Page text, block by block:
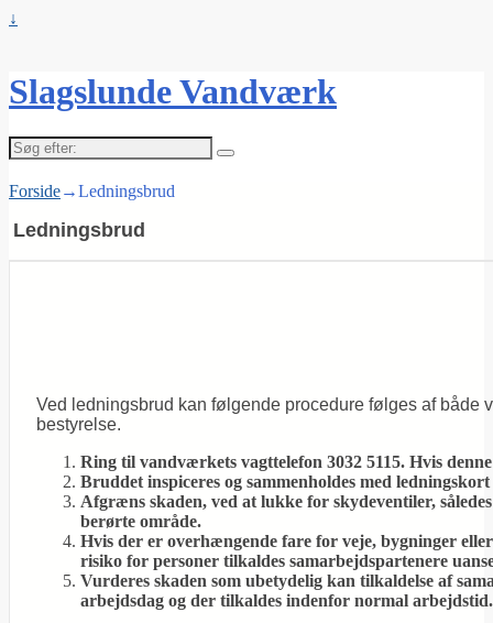
↓
Slagslunde Vandværk
Søg
efter:
Forside→Ledningsbrud
Ledningsbrud
Ved ledningsbrud kan følgende procedure følges af både
bestyrelse.
Ring til vandværkets vagttelefon 3032 5115. Hvis
Bruddet inspiceres og sammenholdes med
Afgræns skaden, ved at lukke for skydeventiler,
berørte område.
Hvis der er overhængende fare for veje, bygninger
risiko for personer tilkaldes samarbejdspartenere
Vurderes skaden som ubetydelig kan tilkaldelse af
arbejdsdag og der tilkaldes indenfor normal arbejdstid.